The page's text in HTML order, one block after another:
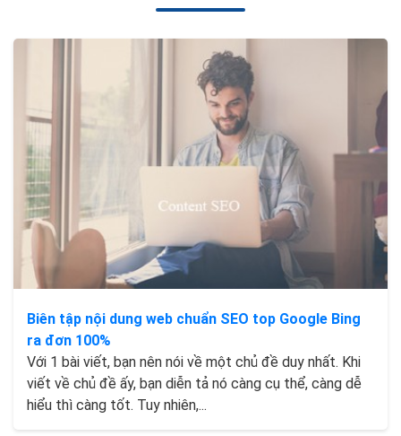
Biên tập nội dung web chuẩn SEO top Google Bing
ra đơn 100%
Với 1 bài viết, bạn nên nói về một chủ đề duy nhất. Khi
viết về chủ đề ấy, bạn diễn tả nó càng cụ thể, càng dễ
hiểu thì càng tốt. Tuy nhiên,...